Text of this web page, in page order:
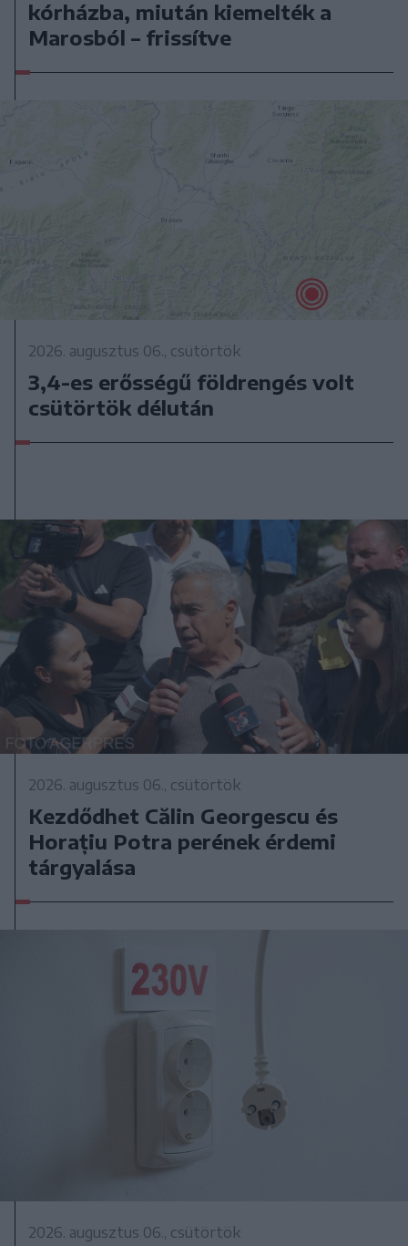
kórházba, miután kiemelték a
Marosból – frissítve
2026. augusztus 06., csütörtök
3,4-es erősségű földrengés volt
csütörtök délután
2026. augusztus 06., csütörtök
Kezdődhet Călin Georgescu és
Horațiu Potra perének érdemi
tárgyalása
2026. augusztus 06., csütörtök